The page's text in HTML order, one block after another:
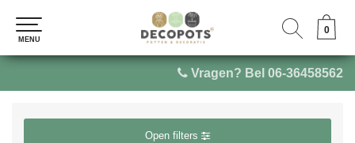
Vragen? Bel 06-36458562
0
MENU
0
MENU
Open filters